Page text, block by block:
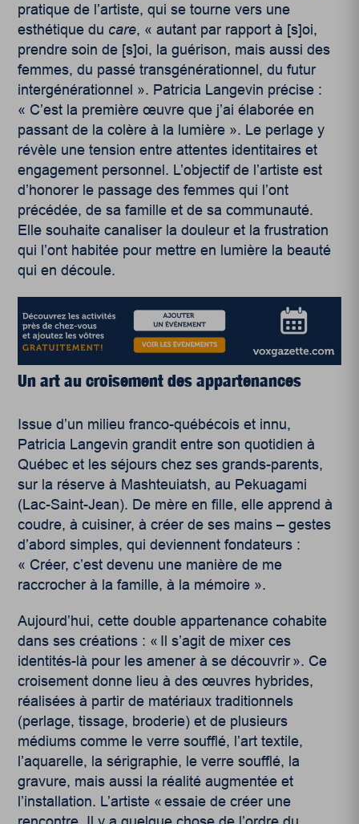
pratique de l’artiste, qui se tourne vers une
esthétique du care, « autant par rapport à [s]oi,
prendre soin de [s]oi, la guérison, mais aussi des
femmes, du passé transgénérationnel, du futur
intergénérationnel ». Patricia Langevin précise :
« C’est la première œuvre que j’ai élaborée en
passant de la colère à la lumière ». Le perlage y
révèle une tension entre attentes identitaires et
engagement personnel. L’objectif de l’artiste est
d’honorer le passage des femmes qui l’ont
précédée, de sa famille et de sa communauté.
Elle souhaite canaliser la douleur et la frustration
qui l’ont habitée pour mettre en lumière la beauté
qui en découle.
Un art au croisement des appartenances
Issue d’un milieu franco-québécois et innu,
Patricia Langevin grandit entre son quotidien à
Québec et les séjours chez ses grands-parents,
sur la réserve à Mashteuiatsh, au Pekuagami
(Lac-Saint-Jean). De mère en fille, elle apprend à
coudre, à cuisiner, à créer de ses mains – gestes
d’abord simples, qui deviennent fondateurs :
« Créer, c’est devenu une manière de me
raccrocher à la famille, à la mémoire ».
Aujourd’hui, cette double appartenance cohabite
dans ses créations : « Il s’agit de mixer ces
identités-là pour les amener à se découvrir ». Ce
croisement donne lieu à des œuvres hybrides,
réalisées à partir de matériaux traditionnels
(perlage, tissage, broderie) et de plusieurs
médiums comme le verre soufflé, l’art textile,
l’aquarelle, la sérigraphie, le verre soufflé, la
gravure, mais aussi la réalité augmentée et
l’installation. L’artiste « essaie de créer une